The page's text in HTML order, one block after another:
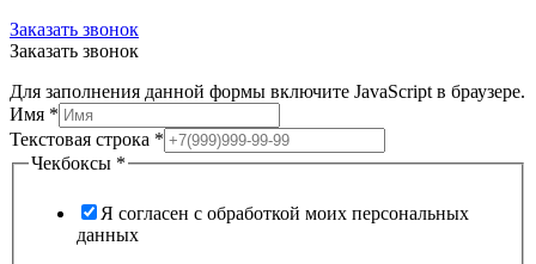
Заказать звонок
Заказать звонок
Для заполнения данной формы включите JavaScript в браузере.
Имя *
Текстовая строка *
Чекбоксы *
Я согласен с обработкой моих персональных
данных